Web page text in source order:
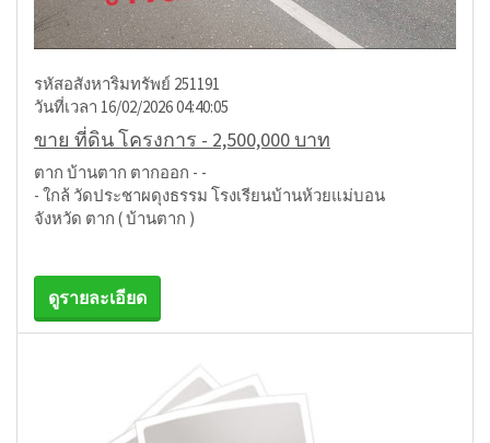
รหัสอสังหาริมทรัพย์ 251191
วันที่เวลา 16/02/2026 04:40:05
ขาย ที่ดิน โครงการ - 2,500,000 บาท
ตาก บ้านตาก ตากออก - -
- ใกล้ วัดประชาผดุงธรรม โรงเรียนบ้านห้วยแม่บอน
จังหวัด ตาก ( บ้านตาก )
ดูรายละเอียด